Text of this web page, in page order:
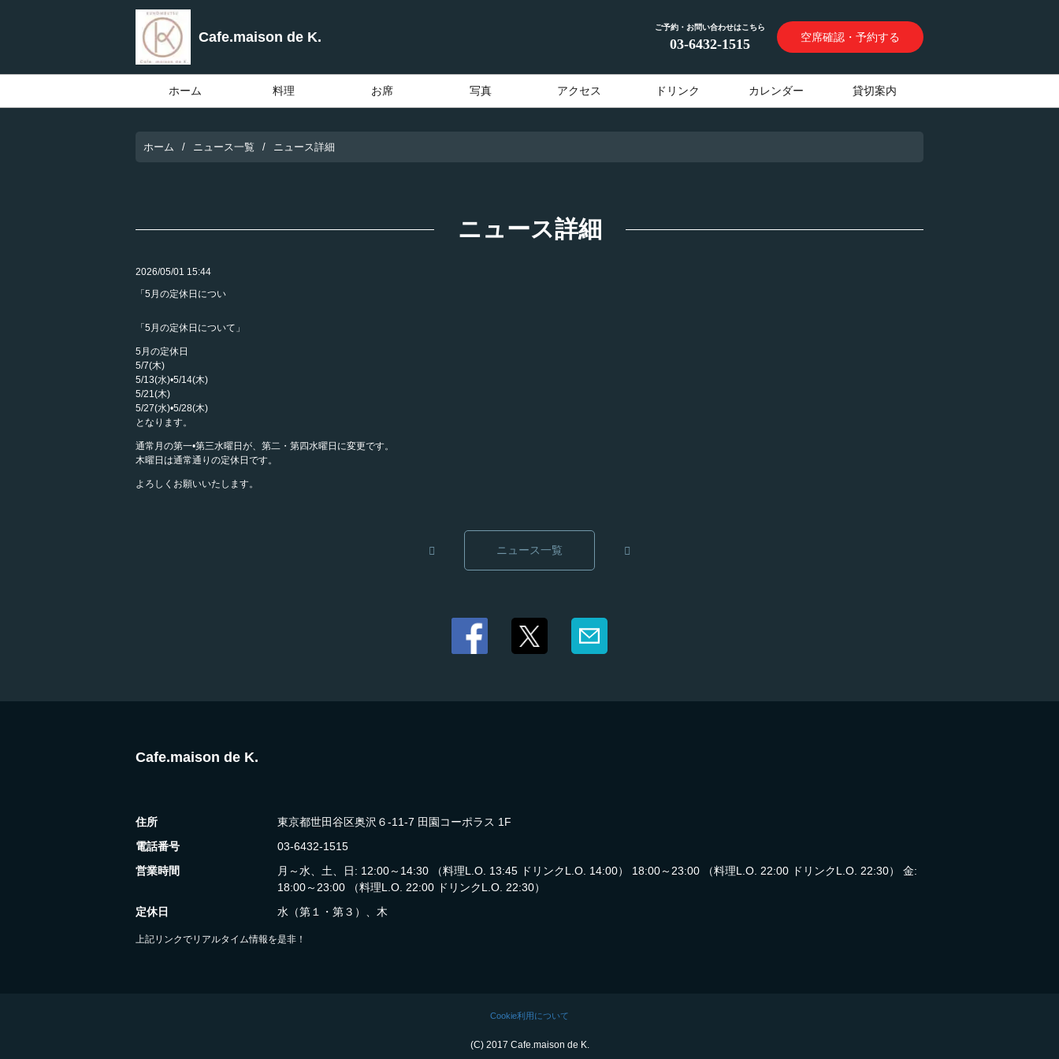
Cafe.maison de K.
ご予約・お問い合わせはこちら
03-6432-1515 空席確認・予約する
ホーム 料理 お席 写真 アクセス ドリンク カレンダー 貸切案内
ホーム ニュース一覧 ニュース詳細
ニュース詳細
2026/05/01 15:44
「5月の定休日につい
「5月の定休日について」
5月の定休日
5/7(木)
5/13(水)•5/14(木)
5/21(木)
5/27(水)•5/28(木)
となります。
通常月の第一•第三水曜日が、第二・第四水曜日に変更です。
木曜日は通常通りの定休日です。
よろしくお願いいたします。
ニュース一覧
Cafe.maison de K.
住所
東京都世田谷区奥沢６-11-7 田園コーポラス 1F
電話番号
03-6432-1515
営業時間
月～水、土、日: 12:00～14:30 （料理L.O. 13:45 ドリンクL.O. 14:00） 18:00～23:00 （料理L.O. 22:00 ドリンクL.O. 22:30） 金:
18:00～23:00 （料理L.O. 22:00 ドリンクL.O. 22:30）
定休日
水（第１・第３）、木
上記リンクでリアルタイム情報を是非！
Cookie利用について
(C) 2017 Cafe.maison de K.